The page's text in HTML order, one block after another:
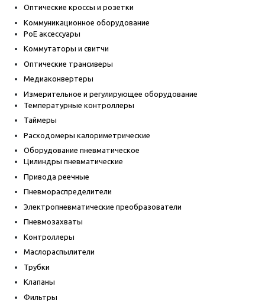
Оптические кроссы и розетки
Коммуникационное оборудование
PoE аксессуары
Коммутаторы и свитчи
Оптические трансиверы
Медиаконвертеры
Измерительное и регулирующее оборудование
Температурные контроллеры
Таймеры
Расходомеры калориметрические
Оборудование пневматическое
Цилиндры пневматические
Привода реечные
Пневмораспределители
Электропневматические преобразователи
Пневмозахваты
Контроллеры
Маслораспылители
Трубки
Клапаны
Фильтры